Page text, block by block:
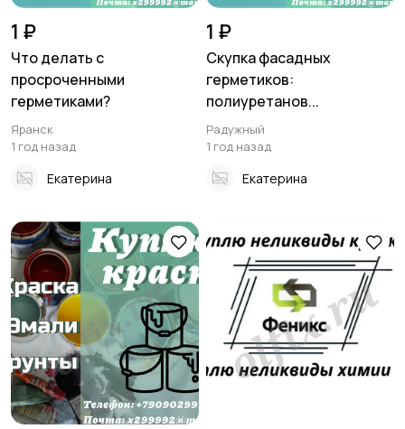
1 ₽
Что делать с
просроченными
герметиками?
Яранск
1 год назад
Екатерина
1 ₽
Скупка фасадных
герметиков:
полиуретанов...
Радужный
1 год назад
Екатерина